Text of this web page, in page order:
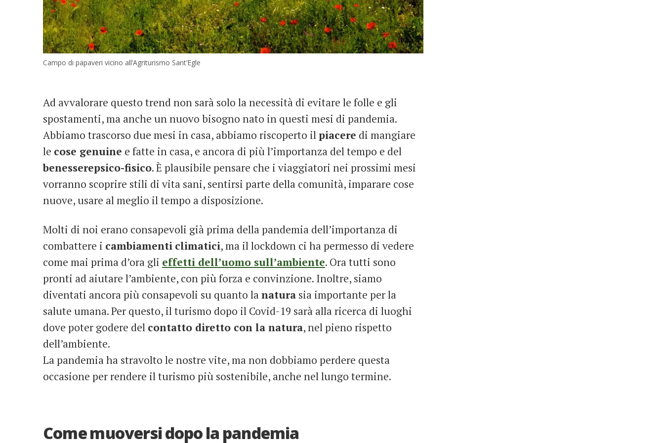
Campo di papaveri vicino all’Agriturismo Sant’Egle
Ad avvalorare questo trend non sarà solo la necessità di evitare le folle e gli
spostamenti, ma anche un nuovo bisogno nato in questi mesi di pandemia.
Abbiamo trascorso due mesi in casa, abbiamo riscoperto il piacere di mangiare
le cose genuine e fatte in casa, e ancora di più l’importanza del tempo e del
benesserepsico-fisico. È plausibile pensare che i viaggiatori nei prossimi mesi
vorranno scoprire stili di vita sani, sentirsi parte della comunità, imparare cose
nuove, usare al meglio il tempo a disposizione.
Molti di noi erano consapevoli già prima della pandemia dell’importanza di
combattere i cambiamenti climatici, ma il lockdown ci ha permesso di vedere
come mai prima d’ora gli effetti dell’uomo sull’ambiente. Ora tutti sono
pronti ad aiutare l’ambiente, con più forza e convinzione. Inoltre, siamo
diventati ancora più consapevoli su quanto lanatura sia importante per la
salute umana. Per questo, il turismo dopo il Covid-19 sarà alla ricerca di luoghi
dove poter godere del contatto diretto con la natura, nel pieno rispetto
dell’ambiente.
La pandemia ha stravolto le nostre vite, ma non dobbiamo perdere questa
occasione per rendere il turismo più sostenibile, anche nel lungo termine.
Come muoversi dopo la pandemia